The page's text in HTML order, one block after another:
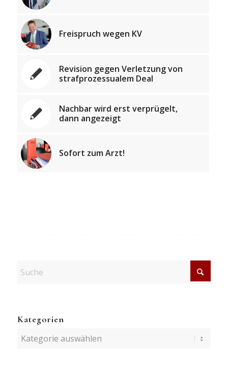
Freispruch wegen KV
Revision gegen Verletzung von
strafprozessualem Deal
Nachbar wird erst verprügelt,
dann angezeigt
Sofort zum Arzt!
Kategorien
Kategorien